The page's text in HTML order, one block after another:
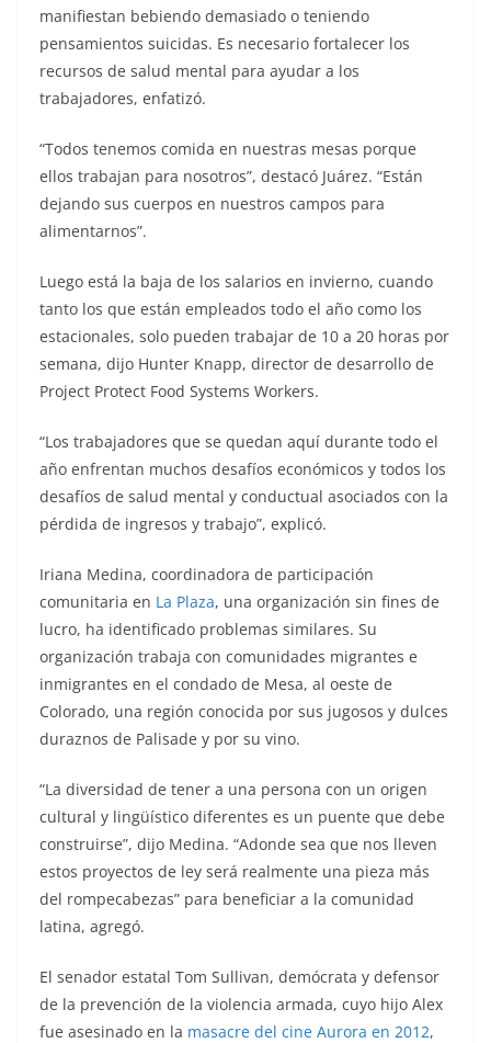
manifiestan bebiendo demasiado o teniendo
pensamientos suicidas. Es necesario fortalecer los
recursos de salud mental para ayudar a los
trabajadores, enfatizó.
“Todos tenemos comida en nuestras mesas porque
ellos trabajan para nosotros”, destacó Juárez. “Están
dejando sus cuerpos en nuestros campos para
alimentarnos”.
Luego está la baja de los salarios en invierno, cuando
tanto los que están empleados todo el año como los
estacionales, solo pueden trabajar de 10 a 20 horas por
semana, dijo Hunter Knapp, director de desarrollo de
Project Protect Food Systems Workers.
“Los trabajadores que se quedan aquí durante todo el
año enfrentan muchos desafíos económicos y todos los
desafíos de salud mental y conductual asociados con la
pérdida de ingresos y trabajo”, explicó.
Iriana Medina, coordinadora de participación
comunitaria en La Plaza, una organización sin fines de
lucro, ha identificado problemas similares. Su
organización trabaja con comunidades migrantes e
inmigrantes en el condado de Mesa, al oeste de
Colorado, una región conocida por sus jugosos y dulces
duraznos de Palisade y por su vino.
“La diversidad de tener a una persona con un origen
cultural y lingüístico diferentes es un puente que debe
construirse”, dijo Medina. “Adonde sea que nos lleven
estos proyectos de ley será realmente una pieza más
del rompecabezas” para beneficiar a la comunidad
latina, agregó.
El senador estatal Tom Sullivan, demócrata y defensor
de la prevención de la violencia armada, cuyo hijo Alex
fue asesinado en la masacre del cine Aurora en 2012,